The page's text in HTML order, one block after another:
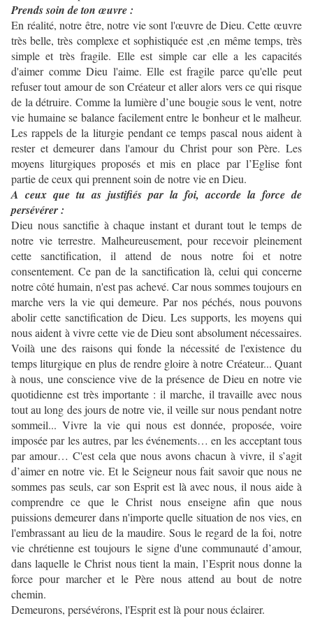
Prends soin de ton œuvre :
En réalité, notre être, notre vie sont l'œuvre de Dieu. Cette œuvre
très belle, très complexe et sophistiquée est ,en même temps, très
simple et très fragile. Elle est simple car elle a les capacités
d'aimer comme Dieu l'aime. Elle est fragile parce qu'elle peut
refuser tout amour de son Créateur et aller alors vers ce qui risque
de la détruire. Comme la lumière d’une bougie sous le vent, notre
vie humaine se balance facilement entre le bonheur et le malheur.
Les rappels de la liturgie pendant ce temps pascal nous aident à
rester et demeurer dans l'amour du Christ pour son Père. Les
moyens liturgiques proposés et mis en place par l’Eglise font
partie de ceux qui prennent soin de notre vie en Dieu.
A ceux que tu as justifiés par la foi, accorde la force de
persévérer :
Dieu nous sanctifie à chaque instant et durant tout le temps de
notre vie terrestre. Malheureusement, pour recevoir pleinement
cette sanctification, il attend de nous notre foi et notre
consentement. Ce pan de la sanctification là, celui qui concerne
notre côté humain, n'est pas achevé. Car nous sommes toujours en
marche vers la vie qui demeure. Par nos péchés, nous pouvons
abolir cette sanctification de Dieu. Les supports, les moyens qui
nous aident à vivre cette vie de Dieu sont absolument nécessaires.
Voilà une des raisons qui fonde la nécessité de l'existence du
temps liturgique en plus de rendre gloire à notre Créateur... Quant
à nous, une conscience vive de la présence de Dieu en notre vie
quotidienne est très importante : il marche, il travaille avec nous
tout au long des jours de notre vie, il veille sur nous pendant notre
sommeil... Vivre la vie qui nous est donnée, proposée, voire
imposée par les autres, par les événements… en les acceptant tous
par amour… C'est cela que nous avons chacun à vivre, il s’agit
d’aimer en notre vie. Et le Seigneur nous fait savoir que nous ne
sommes pas seuls, car son Esprit est là avec nous, il nous aide à
comprendre ce que le Christ nous enseigne afin que nous
puissions demeurer dans n'importe quelle situation de nos vies, en
l'embrassant au lieu de la maudire. Sous le regard de la foi, notre
vie chrétienne est toujours le signe d'une communauté d’amour,
dans laquelle le Christ nous tient la main, l’Esprit nous donne la
force pour marcher et le Père nous attend au bout de notre
chemin.
Demeurons, persévérons, l'Esprit est là pour nous éclairer.